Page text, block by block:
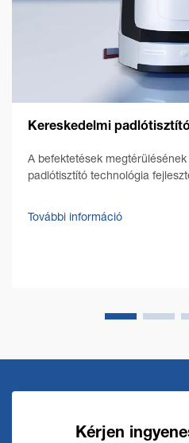
Kereskedelmi
A befektetések
padlótisztító technológia
egyre inkább arra törekednek,
További információ
Kérjen